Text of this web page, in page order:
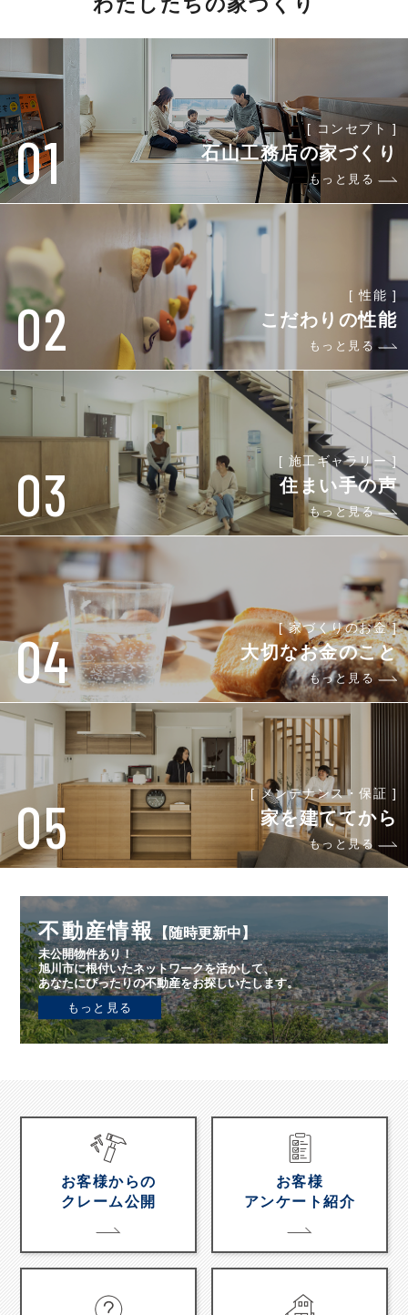
01 [ コンセプト ]
石山工務店の家づくり
もっと見る
02 [ 性能 ]
こだわりの性能
もっと見る
03 [ 施工ギャラリー ]
住まい手の声
もっと見る
04 [ 家づくりのお金 ]
大切なお金のこと
もっと見る
05 [ メンテナンス・保証 ]
家を建ててから
もっと見る
不動産情報【随時更新中】
未公開物件あり！
旭川市に根付いたネットワークを活かして、
あなたにぴったりの不動産をお探しいたします。
もっと見る
お客様からの
クレーム公開
お客様
アンケート紹介